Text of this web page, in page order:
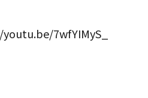
7wfYIMyS_